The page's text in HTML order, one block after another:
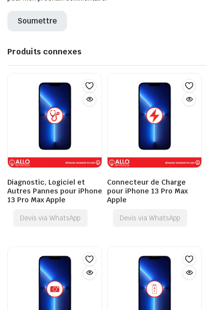
Produits connexes
Diagnostic, Logiciel et
Autres Pannes pour iPhone
13 Pro Max Apple
Devis via WhatsApp
Connecteur de Charge
pour iPhone 13 Pro Max
Apple
Devis via WhatsApp